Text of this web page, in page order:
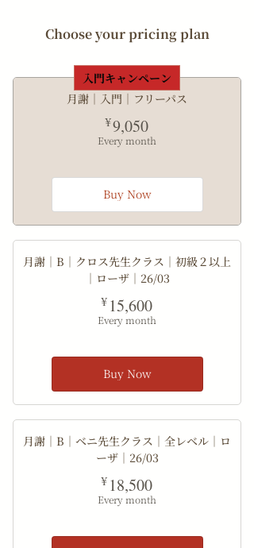
Choose your pricing plan
入門キャンペーン
月謝｜入門｜フリーパス
¥9,050
Every month
Buy Now
月謝｜B｜クロス先生クラス｜初級２以上
｜ローザ｜26/03
¥ 15,600
Every month
Buy Now
月謝｜B｜ベニ先生クラス｜全レベル｜ロ
ーザ｜26/03
¥ 18,500
Every month